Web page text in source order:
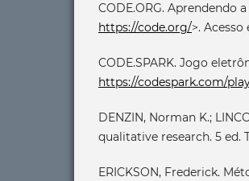
CODE.ORG. Aprendendo
https://code.org/>. Acesso
CODE.SPARK. Jogo
https://codespark.com/
DENZIN, Norman K.;
qualitative research. 5 ed.
ERICKSON, Frederick.